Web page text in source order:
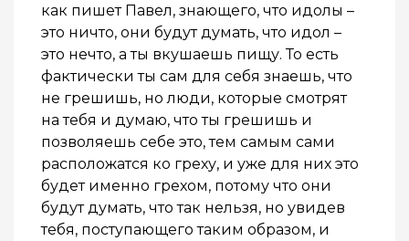
как пишет Павел, знающего, что идолы –
это ничто, они будут думать, что идол –
это нечто, а ты вкушаешь пищу. То есть
фактически ты сам для себя знаешь, что
не грешишь, но люди, которые смотрят
на тебя и думаю, что ты грешишь и
позволяешь себе это, тем самым сами
расположатся ко греху, и уже для них это
будет именно грехом, потому что они
будут думать, что так нельзя, но увидев
тебя, поступающего таким образом, и